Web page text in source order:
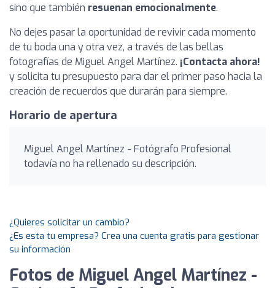
sino que también resuenan emocionalmente.
No dejes pasar la oportunidad de revivir cada momento
de tu boda una y otra vez, a través de las bellas
fotografías de Miguel Angel Martínez. ¡Contacta ahora!
y solicita tu presupuesto para dar el primer paso hacia la
creación de recuerdos que durarán para siempre.
Horario de apertura
Miguel Angel Martínez - Fotógrafo Profesional
todavía no ha rellenado su descripción.
¿Quieres solicitar un cambio?
¿Es esta tu empresa? Crea una cuenta gratis para gestionar
su información
Fotos de Miguel Angel Martínez -